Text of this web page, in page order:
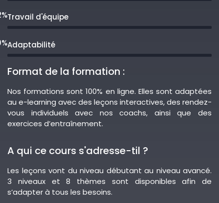
Travail d'équipe
Adaptabilité
Format de la formation :
Nos formations sont 100% en ligne. Elles sont adaptées
au e-learning avec des leçons interactives, des rendez-
vous individuels avec nos coachs, ainsi que des
exercices d’entraînement.
A qui ce cours s'adresse-til ?
Les leçons vont du niveau débutant au niveau avancé.
3 niveaux et 8 thèmes sont disponibles afin de
s’adapter à tous les besoins.